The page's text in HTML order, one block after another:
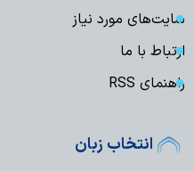
سایت‌های مورد نیاز
ارتباط با ما
راهنمای RSS
انتخاب زبان